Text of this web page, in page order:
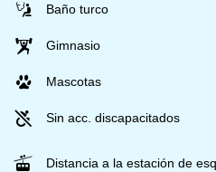
Baño turco
Gimnasio
Mascotas
Sin acc. discapacitados
Distancia a la estación de